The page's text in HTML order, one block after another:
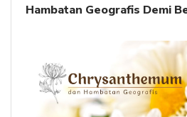
Hambatan Geografis Demi